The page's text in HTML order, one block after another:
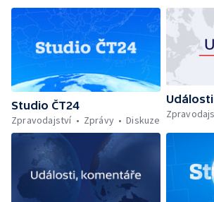
Studio ČT24
Zpravodajství
Zprávy Diskuze
Události